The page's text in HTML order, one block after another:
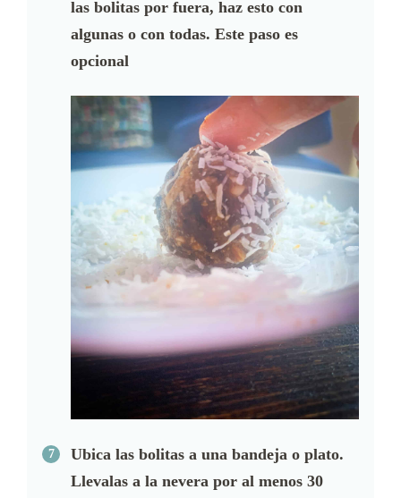
las bolitas por fuera, haz esto con
algunas o con todas. Este paso es
opcional
Ubica las bolitas a una bandeja o plato.
Llevalas a la nevera por al menos 30